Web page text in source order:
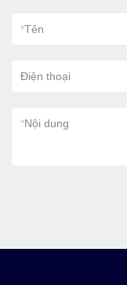
*Tên
Điện thoại
*Nội dung